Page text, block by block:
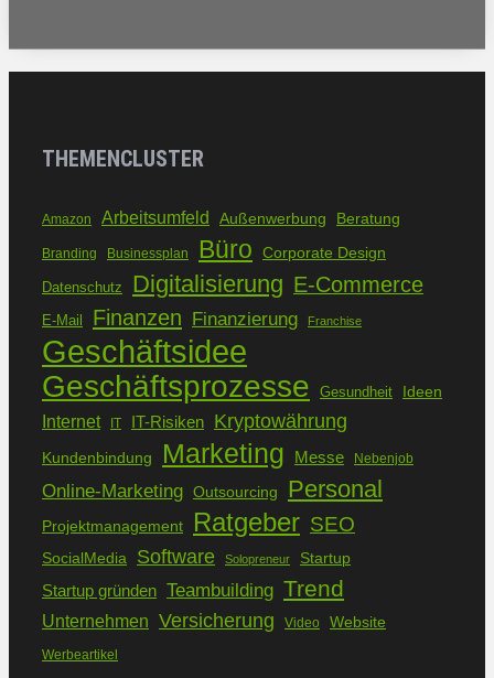
THEMENCLUSTER
Amazon Arbeitsumfeld Außenwerbung Beratung
Branding Businessplan Büro Corporate Design
Datenschutz Digitalisierung E-Commerce
E-Mail Finanzen Finanzierung Franchise
Geschäftsidee
Geschäftsprozesse Gesundheit Ideen
Internet IT IT-Risiken Kryptowährung
Kundenbindung Marketing Messe Nebenjob
Online-Marketing Outsourcing Personal
Projektmanagement Ratgeber SEO
SocialMedia Software Solopreneur Startup
Startup gründen Teambuilding Trend
Unternehmen Versicherung Video Website
Werbeartikel